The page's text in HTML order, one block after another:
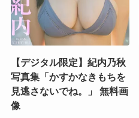
【デジタル限定】紀内乃秋
写真集「かすかなきもちを
見逃さないでね。」 無料画
像